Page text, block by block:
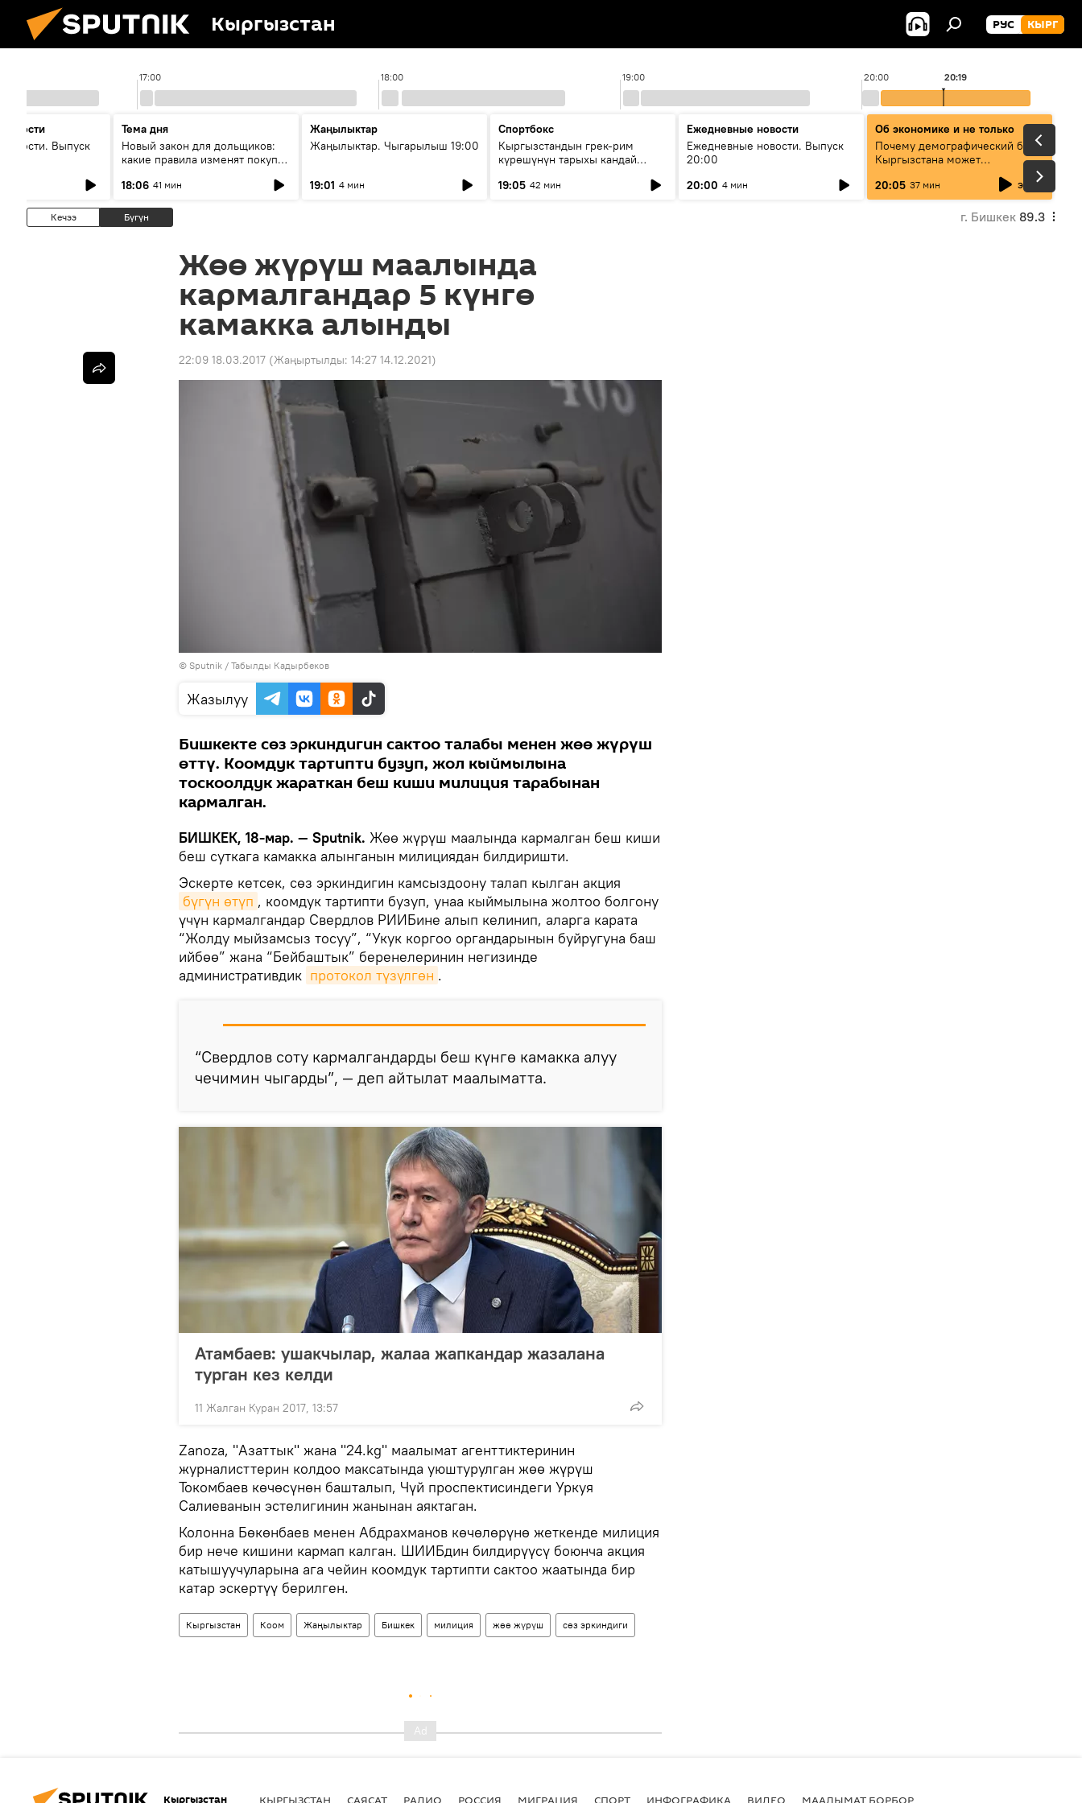
Кыргызстан РУС КЫРГ
17:00 18:00 19:00 20:00 20:19
Выпуск
Тема дня
Новый закон для дольщиков:
какие правила изменят покупку
18:06 41 мин
Жаңылыктар
Жаңылыктар. Чыгарылыш 19:00
19:01 4 мин
Спортбокс
Кыргызстандын грек-рим
күрөшүнүн тарыхы кандай
19:05 42 мин
Ежедневные новости
Ежедневные новости. Выпуск
20:00
20:00 4 мин
Об экономике и не только
Почему демографический бум
Кыргызстана может
превратиться в проблему и как
этого избежать
20:05 37 мин эфир
Кечээ Бүгүн г. Бишкек 89.3
Жөө жүрүш маалында
кармалгандар 5 күнгө
камакка алынды
22:09 18.03.2017 (Жаңыртылды: 14:27 14.12.2021)
© Sputnik / Табылды Кадырбеков
Жазылуу
Бишкекте сөз эркиндигин сактоо талабы менен жөө жүрүш
өттү. Коомдук тартипти бузуп, жол кыймылына
тоскоолдук жараткан беш киши милиция тарабынан
кармалган.
БИШКЕК, 18-мар. — Sputnik. Жөө жүрүш маалында кармалган беш киши
беш суткага камакка алынганын милициядан билдиришти.
Эскерте кетсек, сөз эркиндигин камсыздоону талап кылган акция
бүгүн өтүп , коомдук тартипти бузуп, унаа кыймылына жолтоо болгону
үчүн кармалгандар Свердлов РИИБине алып келинип, аларга карата
“Жолду мыйзамсыз тосуу”, “Укук коргоо органдарынын буйругуна баш
ийбөө” жана “Бейбаштык” беренелеринин негизинде
административдик протокол түзүлгөн .
“Свердлов соту кармалгандарды беш күнгө камакка алуу
чечимин чыгарды”, — деп айтылат маалыматта.
Атамбаев: ушакчылар, жалаа жапкандар жазалана
турган кез келди
11 Жалган Куран 2017, 13:57
Zanoza, "Азаттык" жана "24.kg" маалымат агенттиктеринин
журналисттерин колдоо максатында уюштурулган жөө жүрүш
Токомбаев көчөсүнөн башталып, Чүй проспектисиндеги Уркуя
Салиеванын эстелигинин жанынан аяктаган.
Колонна Бөкөнбаев менен Абдрахманов көчөлөрүнө жеткенде милиция
бир нече кишини кармап калган. ШИИБдин билдирүүсү боюнча акция
катышуучуларына ага чейин коомдук тартипти сактоо жаатында бир
катар эскертүү берилген.
Кыргызстан Коом Жаңылыктар Бишкек милиция жөө жүрүш сөз эркиндиги
Кыргызстан КЫРГЫЗСТАН САЯСАТ РАДИО РОССИЯ МИГРАЦИЯ СПОРТ ИНФОГРАФИКА ВИДЕО МААЛЫМАТ БОРБОР